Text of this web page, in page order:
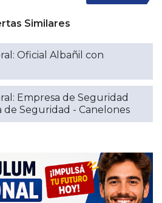
Similares
Oficial Albañil con
Empresa de Seguridad
de Seguridad - Canelones